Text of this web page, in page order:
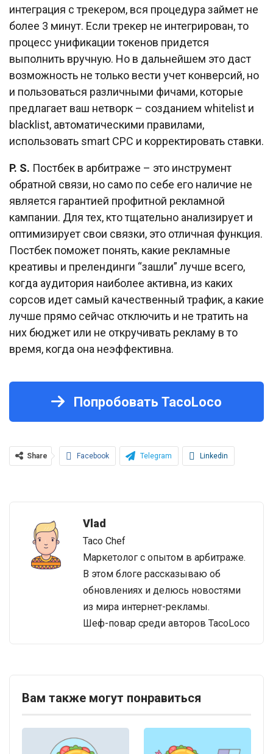
интеграция с трекером, вся процедура займет не
более 3 минут. Если трекер не интегрирован, то
процесс унификации токенов придется
выполнить вручную. Но в дальнейшем это даст
возможность не только вести учет конверсий, но
и пользоваться различными фичами, которые
предлагает ваш нетворк – созданием whitelist и
blacklist, автоматическими правилами,
использовать smart CPC и корректировать ставки.
P. S. Постбек в арбитраже – это инструмент
обратной связи, но само по себе его наличие не
является гарантией профитной рекламной
кампании. Для тех, кто тщательно анализирует и
оптимизирует свои связки, это отличная функция.
Постбек поможет понять, какие рекламные
креативы и прелендинги “зашли” лучше всего,
когда аудитория наиболее активна, из каких
сорсов идет самый качественный трафик, а какие
лучше прямо сейчас отключить и не тратить на
них бюджет или не откручивать рекламу в то
время, когда она неэффективна.
Попробовать TacoLoco
Share Facebook Telegram Linkedin
Vlad
Taco Chef
Маркетолог с опытом в арбитраже.
В этом блоге рассказываю об
обновлениях и делюсь новостями
из мира интернет-рекламы.
Шеф-повар среди авторов TacoLoco
Вам также могут понравиться